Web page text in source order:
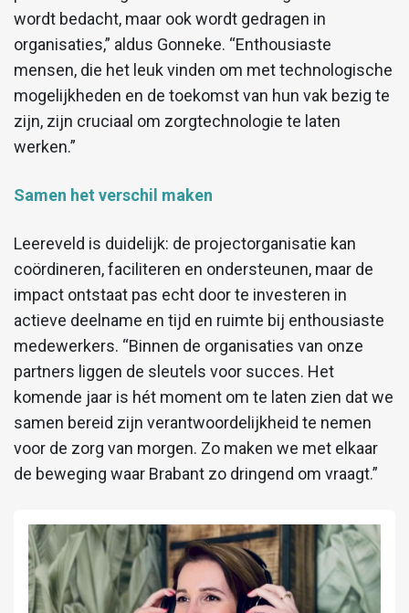
wordt bedacht, maar ook wordt gedragen in
organisaties,” aldus Gonneke. “Enthousiaste
mensen, die het leuk vinden om met technologische
mogelijkheden en de toekomst van hun vak bezig te
zijn, zijn cruciaal om zorgtechnologie te laten
werken.”
Samen het verschil maken
Leereveld is duidelijk: de projectorganisatie kan
coördineren, faciliteren en ondersteunen, maar de
impact ontstaat pas echt door te investeren in
actieve deelname en tijd en ruimte bij enthousiaste
medewerkers. “Binnen de organisaties van onze
partners liggen de sleutels voor succes. Het
komende jaar is hét moment om te laten zien dat we
samen bereid zijn verantwoordelijkheid te nemen
voor de zorg van morgen. Zo maken we met elkaar
de beweging waar Brabant zo dringend om vraagt.”